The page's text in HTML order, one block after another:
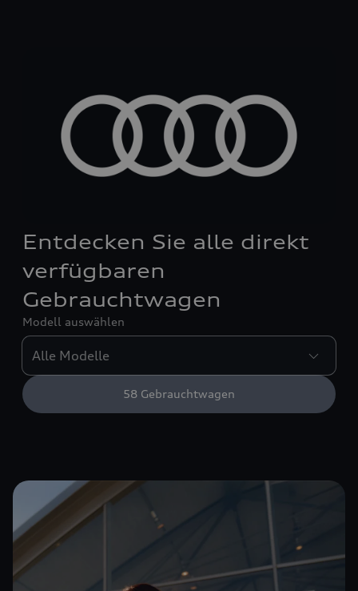
Entdecken Sie alle direkt
verfügbaren
Gebrauchtwagen
Modell auswählen
58 Gebrauchtwagen